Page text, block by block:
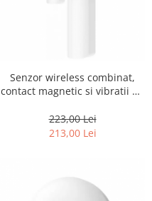
Senzor wireless combinat,
contact magnetic si vibratii AX
EG2-WE
223,00 Lei
213,00 Lei